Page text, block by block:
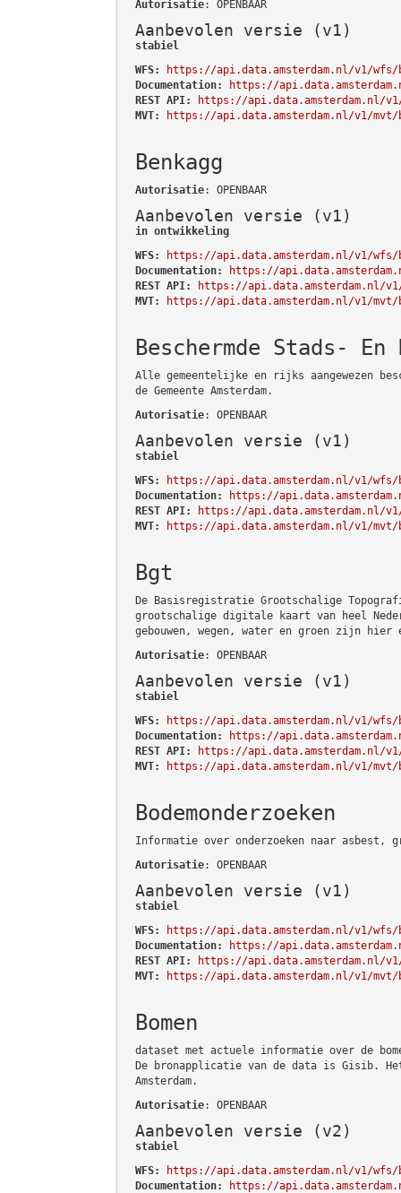
Autorisatie: OPENBAAR
Aanbevolen versie (v1)
stabiel
WFS:
https://api.data.amsterdam.nl/v1/wfs/
Documentation:
https://
REST API:
https://api.data.amsterdam.nl/
MVT:
https://api.data.amsterdam.nl/v1/mvt/
Benkagg
Autorisatie: OPENBAAR
Aanbevolen versie (v1)
in ontwikkeling
WFS:
https://api.data.amsterdam.nl/v1/wfs/
Documentation:
https://
REST API:
https://api.data.amsterdam.nl/v1/
MVT:
https://api.data.amsterdam.nl/v1/mvt/
Beschermde Stads-
Alle gemeentelijke en rijks aangewezen
de Gemeente Amsterdam.
Autorisatie: OPENBAAR
Aanbevolen versie (v1)
stabiel
WFS:
https://api.data.amsterdam.nl/v1/wfs/
Documentation:
https://
REST API:
https://api.data.amsterdam.nl/v1/
MVT:
https://api.data.amsterdam.nl/v1/mvt/
Bgt
De Basisregistratie Grootschalige
grootschalige digitale kaart van heel
gebouwen, wegen, water en groen zijn hier
Autorisatie: OPENBAAR
Aanbevolen versie (v1)
stabiel
WFS:
https://api.data.amsterdam.nl/v1/wfs/
Documentation:
https://
REST API:
https://api.data.amsterdam.nl/
MVT:
https://api.data.amsterdam.nl/v1/mvt/
Bodemonderzoeken
Informatie over onderzoeken naar asbest,
Autorisatie: OPENBAAR
Aanbevolen versie (v1)
stabiel
WFS:
https://api.data.amsterdam.nl/v1/wfs/
Documentation:
https://
REST API:
https://api.data.amsterdam.nl/v1/
MVT:
https://api.data.amsterdam.nl/v1/mvt/
Bomen
dataset met actuele informatie over de
De bronapplicatie van de data is Gisib. Het
Amsterdam.
Autorisatie: OPENBAAR
Aanbevolen versie (v2)
stabiel
WFS:
https://api.data.amsterdam.nl/v1/wfs/
Documentation:
https://